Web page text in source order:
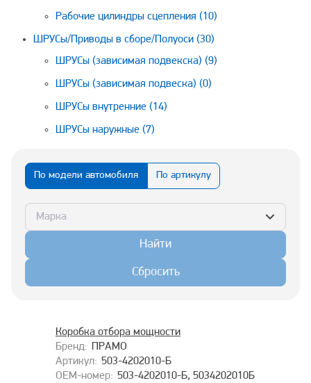
Рабочие цилиндры сцепления (10)
ШРУСы/Приводы в сборе/Полуоси (30)
ШРУСы (зависимая подвекска) (9)
ШРУСы (зависимая подвеска) (0)
ШРУСы внутренние (14)
ШРУСы наружные (7)
По модели автомобиля По артикулу
Марка
Найти
Сбросить
ПРАМО
503-4202010-Б
503-4202010-Б, 5034202010Б
Коробка отбора мощности